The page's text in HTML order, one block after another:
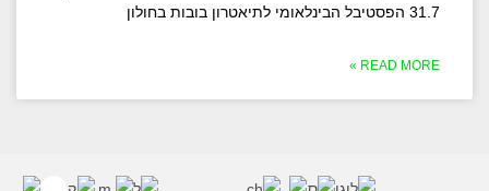
31.7 הפסטיבל הבינלאומי לתיאטרון בובות בחולון
READ MORE »